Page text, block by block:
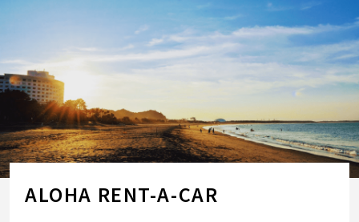
ALOHA RENT-A-CAR
〒880-0824 宮崎県宮崎市大島町高崎416-1
九州運輸局宮崎運輸支局 認可 第285号
FAX: 0985-25-2832